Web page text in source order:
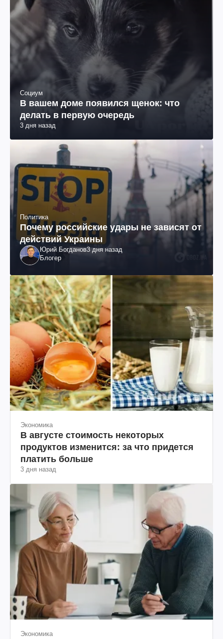
Социум
В вашем доме появился щенок: что
делать в первую очередь
3 дня назад
Политика
Почему российские удары не зависят от
действий Украины
Юрий Богданов3 дня назад
Блогер
Экономика
В августе стоимость некоторых
продуктов изменится: за что придется
платить больше
3 дня назад
Экономика